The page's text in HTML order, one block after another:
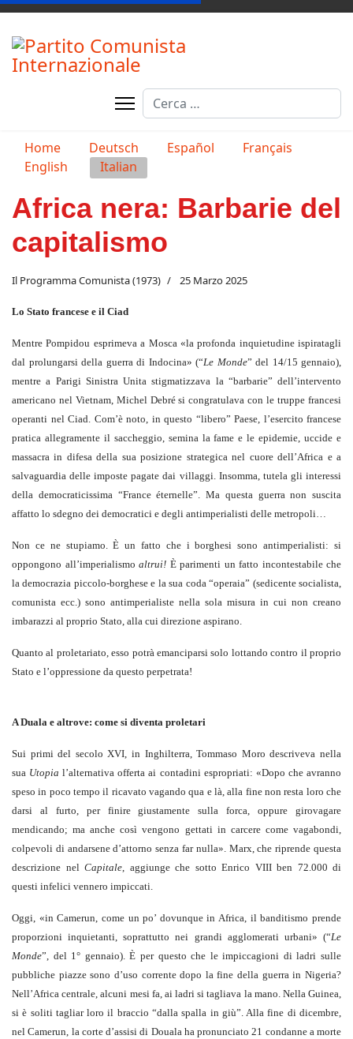
Cerca
Seleziona la tua lingua
Home Deutsch Español
Français
English
Italian
Africa nera: Barbarie del
capitalismo
Il Programma Comunista (1973) 25 Marzo 2025
Lo Stato francese e il Ciad
Mentre Pompidou esprimeva a Mosca «la profonda inquietudine ispiratagli
dal prolungarsi della guerra di Indocina» (“Le Monde” del 14/15 gennaio),
mentre a Parigi Sinistra Unita stigmatizzava la “barbarie” dell’intervento
americano nel Vietnam, Michel Debré si congratulava con le truppe francesi
operanti nel Ciad. Com’è noto, in questo “libero” Paese, l’esercito francese
pratica allegramente il saccheggio, semina la fame e le epidemie, uccide e
massacra in difesa della sua posizione strategica nel cuore dell’Africa e a
salvaguardia delle imposte pagate dai villaggi. Insomma, tutela gli interessi
della democraticissima “France éternelle”. Ma questa guerra non suscita
affatto lo sdegno dei democratici e degli antimperialisti delle metropoli…
Non ce ne stupiamo. È un fatto che i borghesi sono antimperialisti: si
oppongono all’imperialismo altrui! È parimenti un fatto incontestabile che
la democrazia piccolo-borghese e la sua coda “operaia” (sedicente socialista,
comunista ecc.) sono antimperialiste nella sola misura in cui non creano
imbarazzi al proprio Stato, alla cui direzione aspirano.
Quanto al proletariato, esso potrà emanciparsi solo lottando contro il proprio
Stato e l’oppressione da questo perpetrata!
A Duala e altrove: come si diventa proletari
Sui primi del secolo XVI, in Inghilterra, Tommaso Moro descriveva nella
sua Utopia l’alternativa offerta ai contadini espropriati: «Dopo che avranno
speso in poco tempo il ricavato vagando qua e là, alla fine non resta loro che
darsi al furto, per finire giustamente sulla forca, oppure girovagare
mendicando; ma anche così vengono gettati in carcere come vagabondi,
colpevoli di andarsene d’attorno senza far nulla». Marx, che riprende questa
descrizione nel Capitale, aggiunge che sotto Enrico VIII ben 72.000 di
questi infelici vennero impiccati.
Oggi, «in Camerun, come un po’ dovunque in Africa, il banditismo prende
proporzioni inquietanti, soprattutto nei grandi agglomerati urbani» (“Le
Monde”, del 1° gennaio). È per questo che le impiccagioni di ladri sulle
pubbliche piazze sono d’uso corrente dopo la fine della guerra in Nigeria?
Nell’Africa centrale, alcuni mesi fa, ai ladri si tagliava la mano. Nella Guinea,
si è soliti tagliar loro il braccio “dalla spalla in giù”. Alla fine di dicembre,
nel Camerun, la corte d’assisi di Douala ha pronunciato 21 condanne a morte